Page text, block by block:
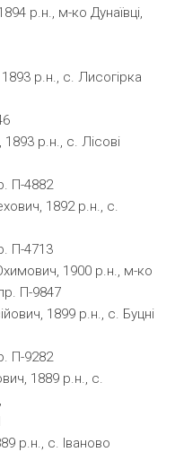
р.н., м-ко Дунаївці,
р.н., с. Лисогірка
р.н., с. Лісові
П-4882
1892 р.н., с.
П-4713
1900 р.н., м-ко
П-9847
1899 р.н., с. Буцні
П-9282
1889 р.н., с.
р.н., с. Іваново